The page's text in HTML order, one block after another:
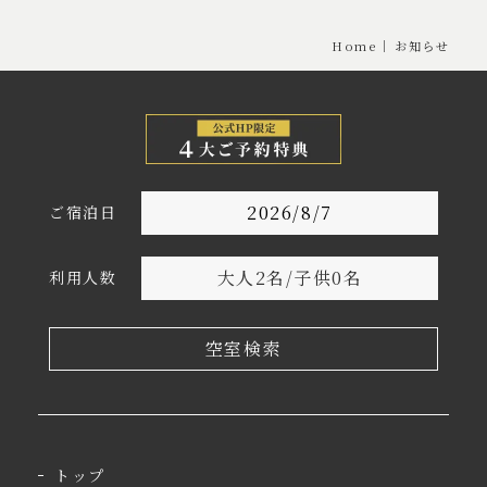
Home お知らせ
ご宿泊日
利用人数 大人2名 /子供0名
空室検索
トップ